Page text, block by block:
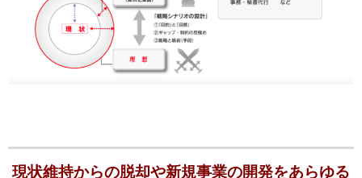
現状維持からの脱却や新規事業の開発をあらゆる